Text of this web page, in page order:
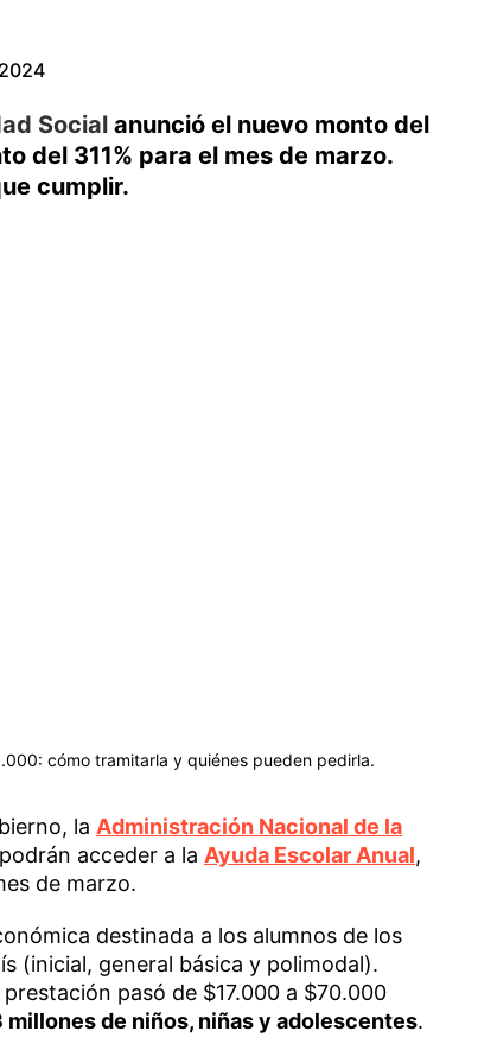
Socialanunció el nuevo monto del
del 311% para el mes de marzo.
cumplir.
cómo tramitarla y quiénes pueden pedirla.
la Administración Nacional de la
acceder a la Ayuda Escolar Anual,
de marzo.
destinada a los alumnos de los
(inicial, general básica y polimodal).
pasó de $17.000 a $70.000
millones de niños, niñas y adolescentes.